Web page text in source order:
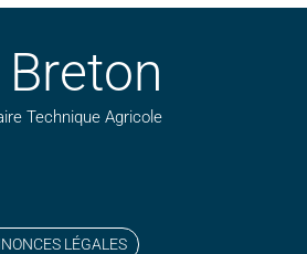
Technique Agricole
LÉGALES